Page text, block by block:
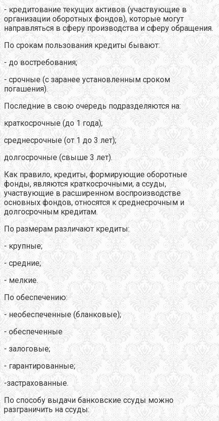
- кредитование текущих активов (участвующие в
организации оборотных фондов), которые могут
направляться в сферу производства и сферу обращения.
По срокам пользования кредиты бывают:
- до востребования;
- срочные (с заранее установленным сроком
погашения).
Последние в свою очередь подразделяются на:
краткосрочные (до 1 года);
среднесрочные (от 1 до 3 лет);
долгосрочные (свыше 3 лет).
Как правило, кредиты, формирующие оборотные
фонды, являются краткосрочными, а ссуды,
участвующие в расширенном воспроизводстве
основных фондов, относятся к среднесрочным и
долгосрочным кредитам.
По размерам различают кредиты:
- крупные;
- средние;
- мелкие.
По обеспечению:
- необеспеченные (бланковые);
- обеспеченные
- залоговые;
- гарантированные;
-застрахованные.
По способу выдачи банковские ссуды можно
разграничить на ссуды: